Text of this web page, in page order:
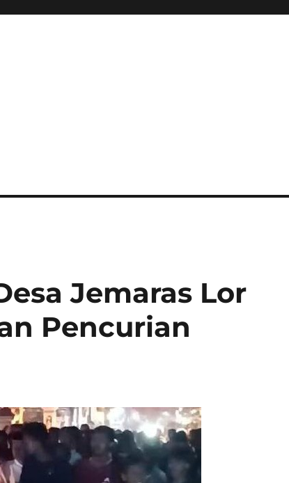
Jemaras Lor
Pencurian